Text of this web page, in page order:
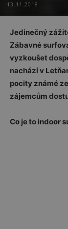
13.11.2018
Jedinečný
Zábavné
vyzkoušet
nachází v
pocity známé
zájemcům
Co je to indoor